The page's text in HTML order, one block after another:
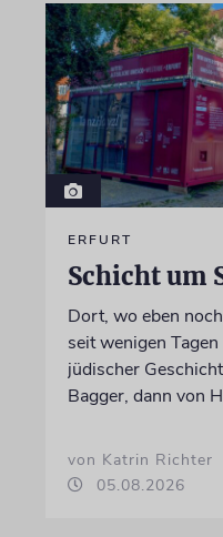
ERFURT
Schicht um
Dort, wo eben
seit wenigen
jüdischer
Bagger, dann von
von Katrin Richter
05.08.2026